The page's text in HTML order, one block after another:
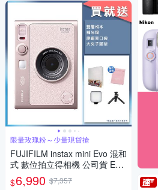
限量玫瑰粉～少量現貨搶
FUJIFILM instax mini Evo 混和
式 數位拍立得相機 公司貨 EVO
玫瑰粉
$6,990 $7,357